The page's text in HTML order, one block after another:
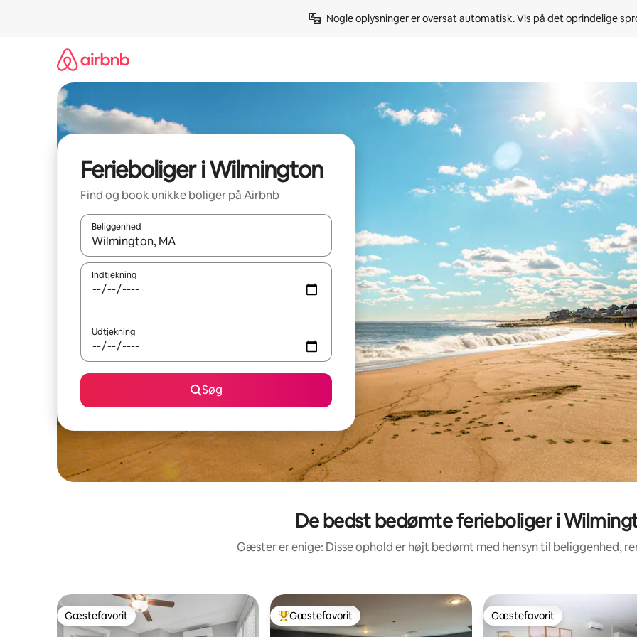
Nogle oplysninger er oversat automatisk. Vis på det oprindelige
Ferieboliger i Wilmington
Find og book unikke boliger på Airbnb
Beliggenhed
Når resultaterne er tilgængelige, skal du navigere med piletasterne op og ned eller se mere ved at trykke eller stryge.
Indtjekning
Udtjekning
Søg
De bedst bedømte ferieboliger i
Gæster er enige: Disse ophold er højt bedømt med hensyn til beliggenhed,
Gæstefavorit
Gæstefavorit Bedste gæstefavorit
Gæstefavorit Gæstefavorit
Gæstefavorit